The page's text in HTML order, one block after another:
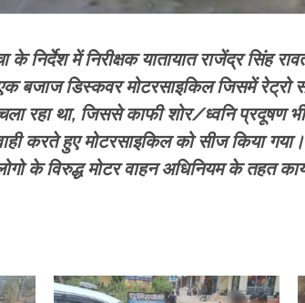
निर्देश में निरीक्षक यातायात राजेंद्र सिंह
एक बजाज डिस्कवर मोटरसाइकिल जिसमें
रहा था, जिससे काफी शोर/ध्वनि प्रदूषण
करते हुए मोटरसाइकिल को सीज किया
के विरुद्ध मोटर वाहन अधिनियम के तहत